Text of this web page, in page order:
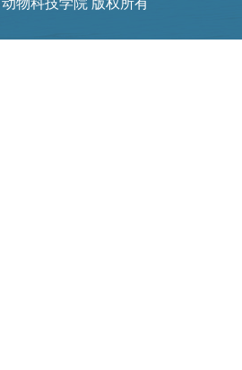
物科技学院 版权所有